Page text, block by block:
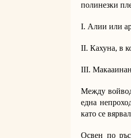
полинезки
І. Алии или
ІІ. Кахуна, в
ІІІ.
Между
една
като се
Освен по